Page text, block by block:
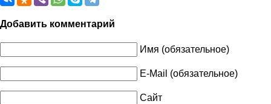
Добавить комментарий
Имя (обязательное)
E-Mail (обязательное)
Сайт